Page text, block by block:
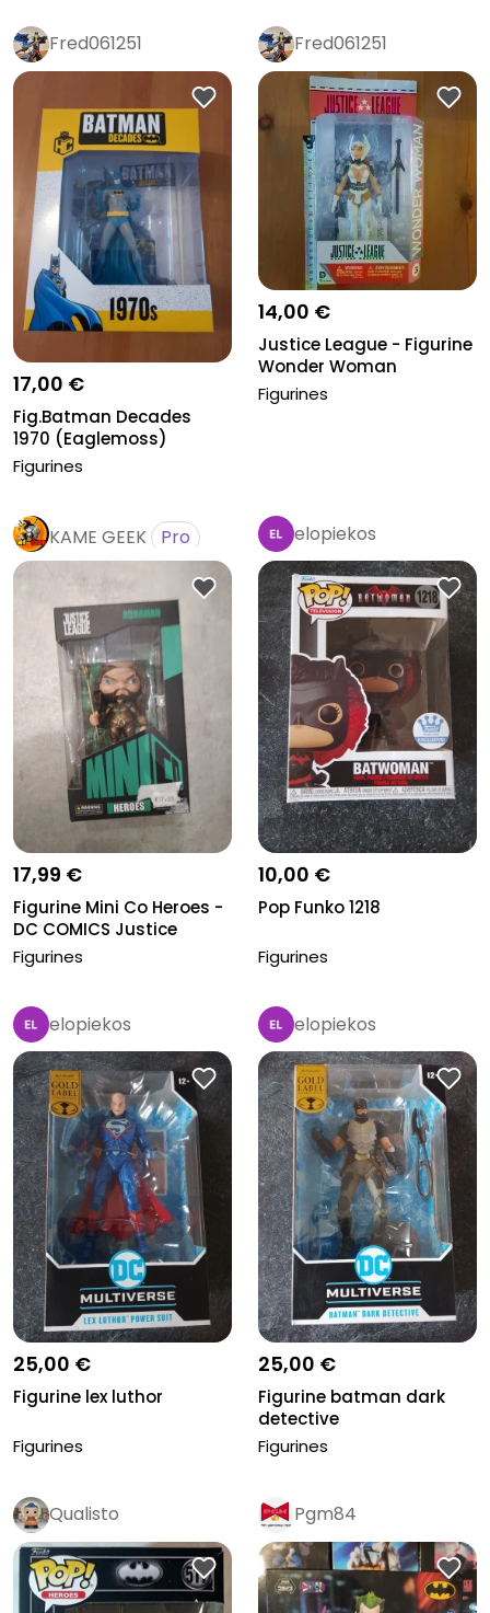
Fred061251
17,00 €
Fig.Batman Decades
1970 (Eaglemoss)
Figurines
Fred061251
14,00 €
Justice League - Figurine
Wonder Woman
Figurines
KAME GEEK Pro
17,99 €
Figurine Mini Co Heroes -
DC COMICS Justice
League...
Figurines
elopiekos
10,00 €
Pop Funko 1218
Figurines
elopiekos
25,00 €
Figurine lex luthor
Figurines
elopiekos
25,00 €
Figurine batman dark
detective
Figurines
Qualisto Pgm84